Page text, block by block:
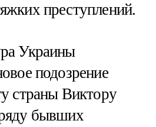
преступлений.
Украины
подозрение
страны Виктору
бывших